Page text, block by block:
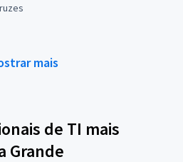
mais
de TI mais
Grande